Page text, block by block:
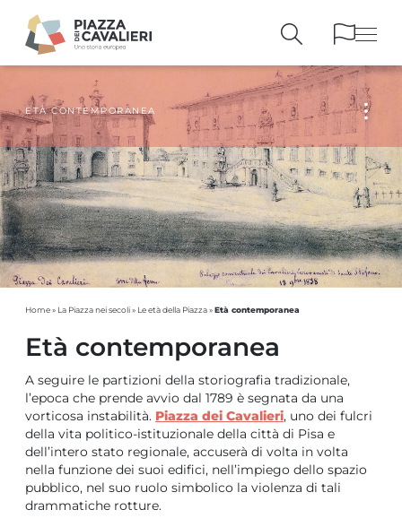
EDIFICIE MONUMENTI
LA PIAZZANEI SECOLI
PERSONAGGIE TESTIMONIANZE
PUBBLICAZIONIE STRUMENTI
PERCORSIE PRENOTAZIONI
ETÀ CONTEMPORANEA
Home» La Piazza nei secoli» Le età della Piazza»Età contemporanea
Età contemporanea
A seguire le partizioni della storiografia tradizionale,
l’epoca che prende avvio dal 1789 è segnata da una
vorticosa instabilità. Piazza dei Cavalieri, uno dei fulcri
della vita politico-istituzionale della città di Pisa e
dell’intero stato regionale, accuserà di volta in volta
nella funzione dei suoi edifici, nell’impiego dello spazio
pubblico, nel suo ruolo simbolico la violenza di tali
drammatiche rotture.